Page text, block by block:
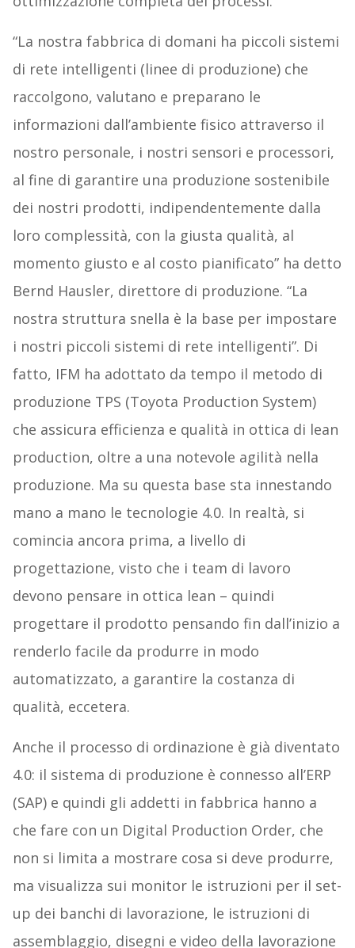
“La nostra fabbrica di domani ha piccoli sistemi
di rete intelligenti (linee di produzione) che
raccolgono, valutano e preparano le
informazioni dall’ambiente fisico attraverso il
nostro personale, i nostri sensori e processori,
al fine di garantire una produzione sostenibile
dei nostri prodotti, indipendentemente dalla
loro complessità, con la giusta qualità, al
momento giusto e al costo pianificato” ha detto
Bernd Hausler, direttore di produzione. “La
nostra struttura snella è la base per impostare
i nostri piccoli sistemi di rete intelligenti”. Di
fatto, IFM ha adottato da tempo il metodo di
produzione TPS (Toyota Production System)
che assicura efficienza e qualità in ottica di lean
production, oltre a una notevole agilità nella
produzione. Ma su questa base sta innestando
mano a mano le tecnologie 4.0. In realtà, si
comincia ancora prima, a livello di
progettazione, visto che i team di lavoro
devono pensare in ottica lean – quindi
progettare il prodotto pensando fin dall’inizio a
renderlo facile da produrre in modo
automatizzato, a garantire la costanza di
qualità, eccetera.
Anche il processo di ordinazione è già diventato
4.0: il sistema di produzione è connesso all’ERP
(SAP) e quindi gli addetti in fabbrica hanno a
che fare con un Digital Production Order, che
non si limita a mostrare cosa si deve produrre,
ma visualizza sui monitor le istruzioni per il set-
up dei banchi di lavorazione, le istruzioni di
assemblaggio, disegni e video della lavorazione